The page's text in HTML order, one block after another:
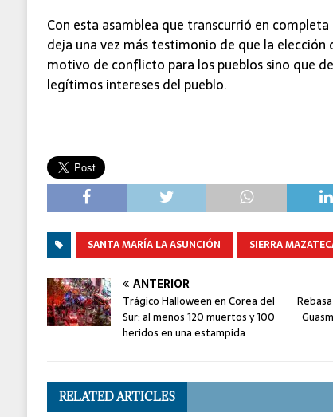
Con esta asamblea que transcurrió en
deja una vez más testimonio de que la
motivo de conflicto para los pueblos sino que
legítimos intereses del pueblo.
SANTA MARÍA LA ASUNCIÓN SIERRA
ANTERIOR
Trágico Halloween en Corea del
Sur: al menos 120 muertos y 100
heridos en una estampida
RELATED ARTICLES